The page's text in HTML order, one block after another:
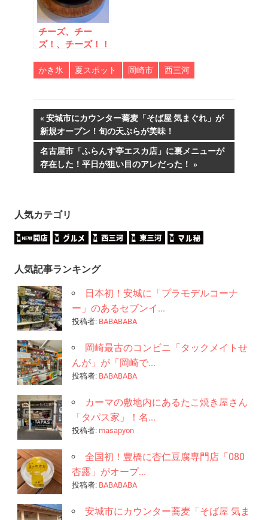
チーズ、チー
ズ！、チーズ！！
チーズの海に溺れ
たい東岡崎店
かき氷 夏スポット 岡崎市 西三河
投
稿
ナ
ゲ
ー
シ
ョ
ン
前
の
記
事:
安城市にカウンター蕎麦「そば屋 気まぐれ」が
新規オープン！旬の天ぷらが美味！
次
の
名古屋市「ふらんす亭エスカ店」に裏メニューが
存在した！平日が狙い目のアレだった！
人気カテゴリ
人気記事ランキング
日本初！安城に「プラモデルコーナ
ー」のあるセブンイ...
投稿者: BABABABA
岡崎最古のコンビニ「タックメイトせ
んが」が「岡崎で...
投稿者: BABABABA
カーマの敷地内にあるたこ焼き屋さん
「タパス家」！名...
投稿者: masapyon
全国初！豊橋に杏仁豆腐専門店「080
杏露」がオープ...
投稿者: BABABABA
安城市にカウンター蕎麦「そば屋 気ま